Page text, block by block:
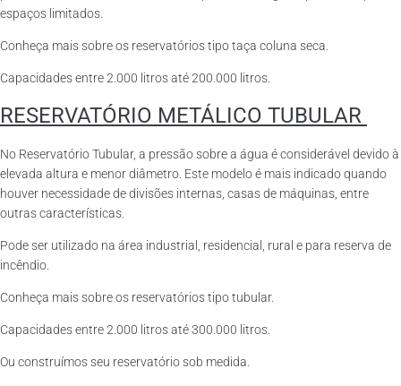
espaços limitados.
Conheça mais sobre os reservatórios tipo taça coluna seca.
Capacidades entre 2.000 litros até 200.000 litros.
RESERVATÓRIO METÁLICO TUBULAR
No Reservatório Tubular, a pressão sobre a água é considerável devido à
elevada altura e menor diâmetro. Este modelo é mais indicado quando
houver necessidade de divisões internas, casas de máquinas, entre
outras características.
Pode ser utilizado na área industrial, residencial, rural e para reserva de
incêndio.
Conheça mais sobre os reservatórios tipo tubular.
Capacidades entre 2.000 litros até 300.000 litros.
Ou construímos seu reservatório sob medida.